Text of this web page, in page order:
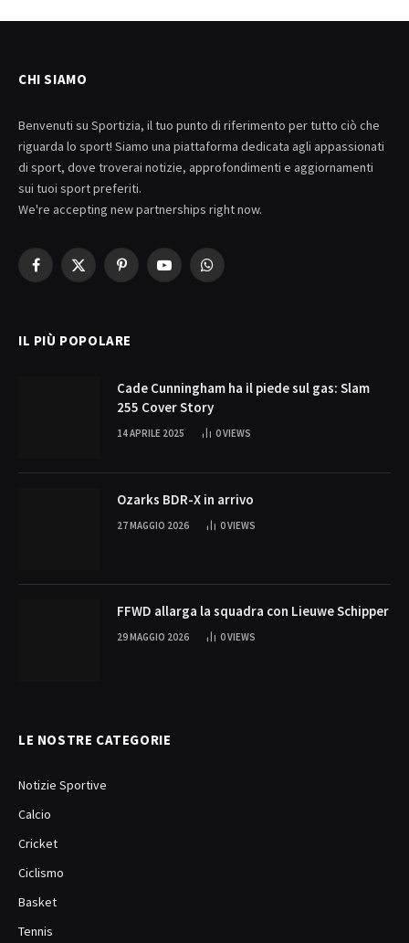
CHI SIAMO
Benvenuti su Sportizia, il tuo punto di riferimento per tutto ciò che
riguarda lo sport! Siamo una piattaforma dedicata agli appassionati
di sport, dove troverai notizie, approfondimenti e aggiornamenti
sui tuoi sport preferiti.
We're accepting new partnerships right now.
Facebook
X
PinterestYouTubeWhatsApp
IL PIÙ POPOLARE
Cade Cunningham ha il piede sul gas: Slam
255 Cover Story
14 APRILE 2025 0VIEWS
Ozarks BDR-X in arrivo
27 MAGGIO 2026 0VIEWS
FFWD allarga la squadra con Lieuwe Schipper
29 MAGGIO 2026 0VIEWS
LE NOSTRE CATEGORIE
Notizie Sportive
Calcio
Cricket
Ciclismo
Basket
Tennis